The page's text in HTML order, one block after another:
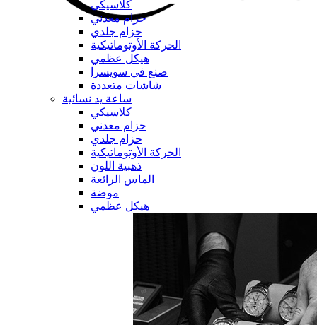
كلاسيكي
حزام معدني
حزام جلدي
الحركة الأوتوماتيكية
هيكل عظمي
صنع في سويسرا
شاشات متعددة
ساعة يد نسائية
كلاسيكي
حزام معدني
حزام جلدي
الحركة الأوتوماتيكية
ذهبية اللون
الماس الرائعة
موضة
هيكل عظمي